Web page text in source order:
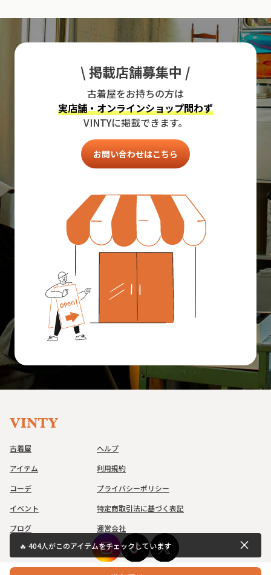
🔥 404人がこのアイテムをチェックしています close
\ 掲載店舗募集中 /
古着屋をお持ちの方は
実店舗・オンラインショップ問わず
VINTYに掲載できます。
お問い合わせはこちら
古着屋
アイテム
コーデ
イベント
ブログ
ヘルプ
利用規約
プライバシーポリシー
特定商取引法に基づく表記
運営会社